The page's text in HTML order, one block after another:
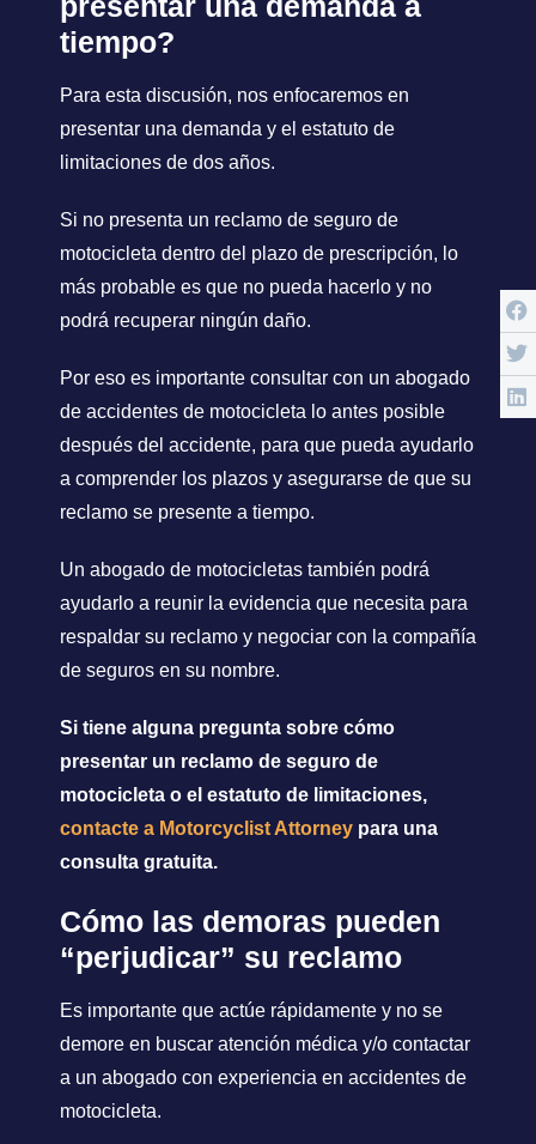
tiempo?
Para esta discusión, nos enfocaremos en
presentar una demanda y el estatuto de
limitaciones de dos años.
Si no presenta un reclamo de seguro de
motocicleta dentro del plazo de prescripción, lo
más probable es que no pueda hacerlo y no
podrá recuperar ningún daño.
Por eso es importante consultar con un abogado
de accidentes de motocicleta lo antes posible
después del accidente, para que pueda ayudarlo
a comprender los plazos y asegurarse de que su
reclamo se presente a tiempo.
Un abogado de motocicletas también podrá
ayudarlo a reunir la evidencia que necesita para
respaldar su reclamo y negociar con la compañía
de seguros en su nombre.
Si tiene alguna pregunta sobre cómo
presentar un reclamo de seguro de
motocicleta o el estatuto de limitaciones,
contacte a Motorcyclist Attorney para una
consulta gratuita.
Cómo las demoras pueden
“perjudicar” su reclamo
Es importante que actúe rápidamente y no se
demore en buscar atención médica y/o contactar
a un abogado con experiencia en accidentes de
motocicleta.